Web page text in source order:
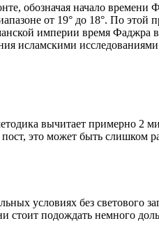
обозначая начало
от 19° до 18°. По
империи время
исламскими
вычитает примерно 2
это может быть слишком
условиях без светового
стоит подождать немного